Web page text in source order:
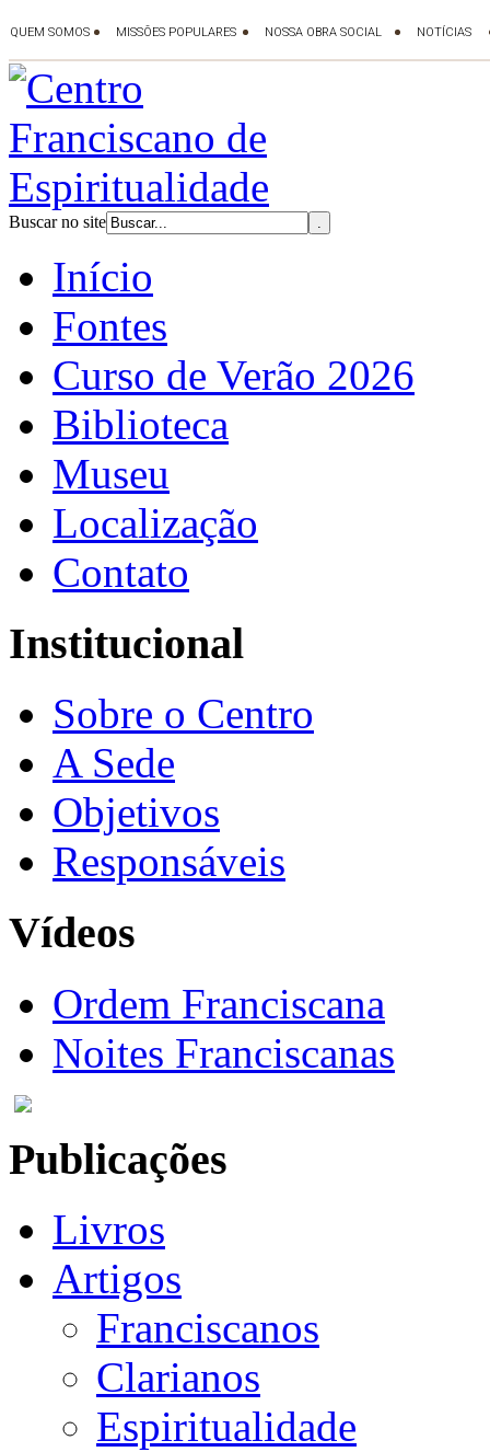
Buscar no site
Início
Fontes
Curso de Verão 2026
Biblioteca
Museu
Localização
Contato
Institucional
Sobre o Centro
A Sede
Objetivos
Responsáveis
Vídeos
Ordem Franciscana
Noites Franciscanas
Publicações
Livros
Artigos
Franciscanos
Clarianos
Espiritualidade